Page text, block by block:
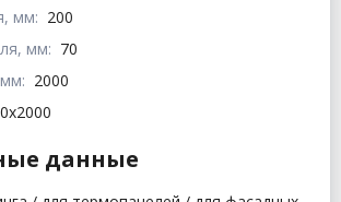
мм: 200
мм: 70
2000
данные